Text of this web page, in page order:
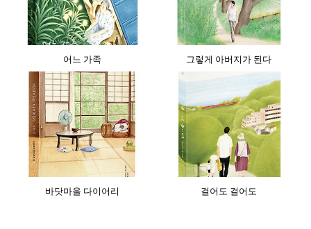
어느 가족 그렇게 아버지가 된다
바닷마을 다이어리 걸어도 걸어도